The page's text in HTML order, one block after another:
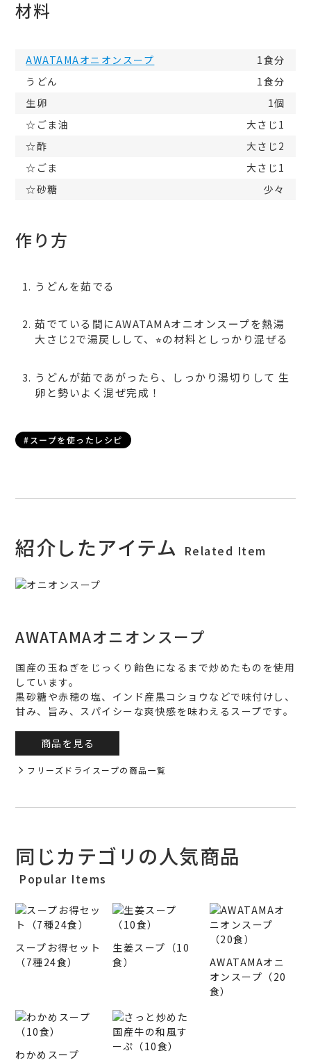
材料
AWATAMAオニオンスープ
1食分
うどん
1食分
生卵
1個
☆ごま油
大さじ1
☆酢
大さじ2
☆ごま
大さじ1
☆砂糖
少々
作り方
うどんを茹でる
茹でている間にAWATAMAオニオンスープを熱湯
大さじ2で湯戻しして、⭐︎の材料としっかり混ぜる
うどんが茹であがったら、しっかり湯切りして 生
卵と勢いよく混ぜ完成！
#スープを使ったレシピ
紹介したアイテム Related Item
AWATAMAオニオンスープ
国産の玉ねぎをじっくり飴色になるまで炒めたものを使用
しています。
黒砂糖や赤穂の塩、インド産黒コショウなどで味付けし、
甘み、旨み、スパイシーな爽快感を味わえるスープです。
商品を見る
フリーズドライスープの商品一覧
同じカテゴリの人気商品
Popular Items
スープお得セット
（7種24食）
生姜スープ（10
食）
AWATAMAオニ
オンスープ（20
食）
わかめスープ